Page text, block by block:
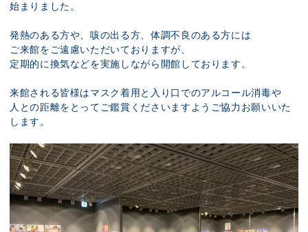
始まりました。
発熱のある方や、咳の出る方、体調不良のある方には
ご来館をご遠慮いただいておりますが、
定期的に換気などを実施しながら開館しております。
来館される皆様はマスク着用と入り口でのアルコール消毒や
人との距離をとってご鑑賞くださいますようご協力お願いいた
します。